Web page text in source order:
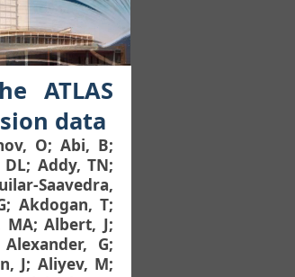
ATLAS
data
O; Abi, B;
DL; Addy, TN;
Saavedra,
; Akdogan, T;
MA;Albert, J;
Alexander, G;
J; Aliyev, M;